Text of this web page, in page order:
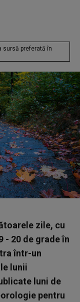
sursă preferată în
zile, cu
- 20 de grade în
într-un
lunii
luni de
pentru